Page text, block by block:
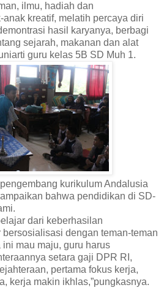
ilmu, hadiah dan
anak kreatif, melatih percaya diri
hasil karyanya, berbagi
sejarah, makanan dan alat
guru kelas 5B SD Muh 1.
kurikulum Andalusia
bahwa pendidikan di SD-
dari keberhasilan
dengan teman-teman
mau maju, guru harus
setara gaji DPR RI,
pertama fokus kerja,
kerja makin ikhlas,”pungkasnya.